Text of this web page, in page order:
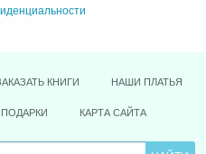
КНИГИ НАШИ ПЛАТЬЯ
ПОДАРКИ КАРТА САЙТА